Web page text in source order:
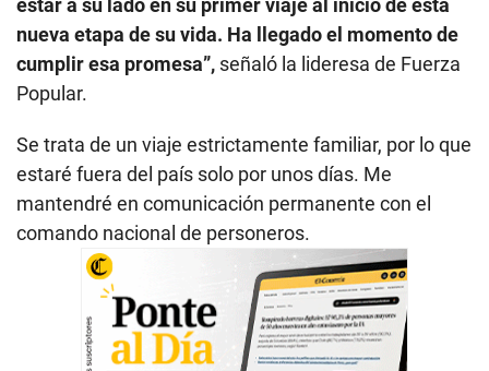
nueva etapa de su vida. Ha llegado el momento de
cumplir esa promesa”, señaló la lideresa de Fuerza
Popular.
Se trata de un viaje estrictamente familiar, por lo que
estaré fuera del país solo por unos días. Me
mantendré en comunicación permanente con el
comando nacional de personeros.